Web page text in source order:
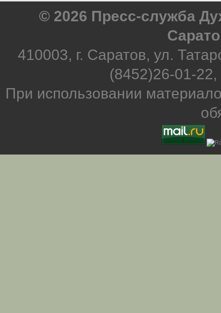
© 2026 Пресс-служба
410003, г. Саратов, ул.
(8452)26-01-
При использовании